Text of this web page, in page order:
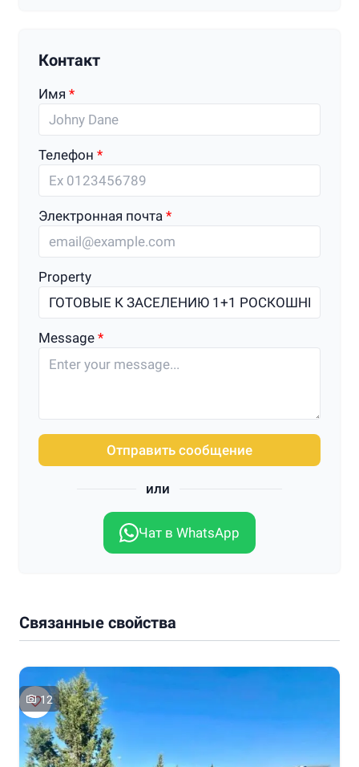
Контакт
Имя
Телефон
Электронная почта
Property
Message
Отправить сообщение
или
Чат в WhatsApp
Связанные свойства
12